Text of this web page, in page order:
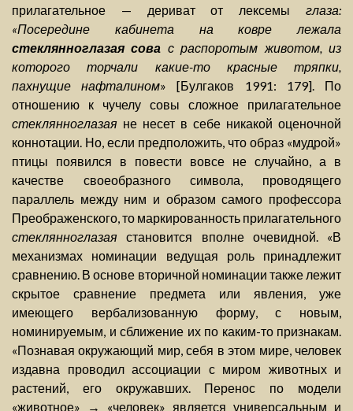
прилагательное — дериват от лексемы глаза:
«Посередине кабинета на ковре лежала
стеклянноглазая сова с распоротым животом, из
которого торчали какие-то красные тряпки,
пахнущие нафталином» [Булгаков 1991: 179]. По
отношению к чучелу совы сложное прилагательное
стеклянноглазая не несет в себе никакой оценочной
коннотации. Но, если предположить, что образ «мудрой»
птицы появился в повести вовсе не случайно, а в
качестве своеобразного символа, проводящего
параллель между ним и образом самого профессора
Преображенского, то маркированность прилагательного
стеклянноглазая становится вполне очевидной. «В
механизмах номинации ведущая роль принадлежит
сравнению. В основе вторичной номинации также лежит
скрытое сравнение предмета или явления, уже
имеющего вербализованную форму, с новым,
номинируемым, и сближение их по каким-то признакам.
«Познавая окружающий мир, себя в этом мире, человек
издавна проводил ассоциации с миром животных и
растений, его окружавших. Перенос по модели
«животное» → «человек» является универсальным и